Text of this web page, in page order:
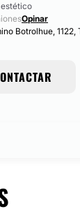
Opinar
Botrolhue, 1122,